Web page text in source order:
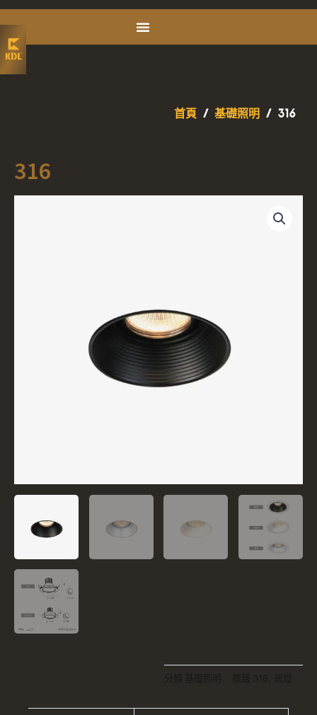
首頁 / 基礎照明 / 316
316